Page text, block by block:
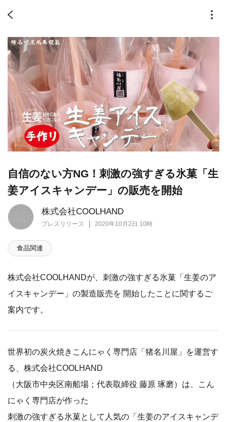
株式会社COOLHAND
プレスリリース 2020年10月2日 10時
自信のない方NG！刺激の強すぎる氷菓「生
姜アイスキャンデー」の販売を開始
食品関連
株式会社COOLHANDが、刺激の強すぎる氷菓「生姜のア
イスキャンデー」の製造販売を 開始したことに関するご
案内です。
世界初の炭火焼きこんにゃく専門店「猪名川屋」を運営す
る、株式会社COOLHAND
（大阪市中央区南船場；代表取締役 藤原 琢磨）は、こん
にゃく専門店が作った
刺激の強すぎる氷菓として人気の「生姜のアイスキャンデ